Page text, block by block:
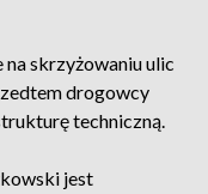
skrzyżowaniu ulic
drogowcy
techniczną.
jest